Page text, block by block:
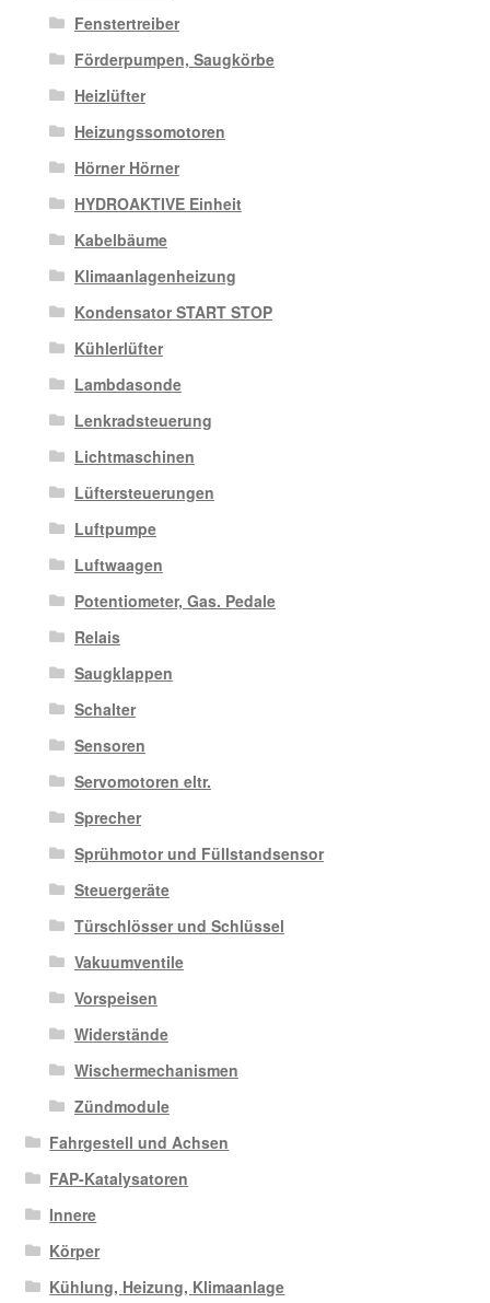
Fenstertreiber
Förderpumpen, Saugkörbe
Heizlüfter
Heizungssomotoren
Hörner Hörner
HYDROAKTIVE Einheit
Kabelbäume
Klimaanlagenheizung
Kondensator START STOP
Kühlerlüfter
Lambdasonde
Lenkradsteuerung
Lichtmaschinen
Lüftersteuerungen
Luftpumpe
Luftwaagen
Potentiometer, Gas. Pedale
Relais
Saugklappen
Schalter
Sensoren
Servomotoren eltr.
Sprecher
Sprühmotor und Füllstandsensor
Steuergeräte
Türschlösser und Schlüssel
Vakuumventile
Vorspeisen
Widerstände
Wischermechanismen
Zündmodule
Fahrgestell und Achsen
FAP-Katalysatoren
Innere
Körper
Kühlung, Heizung, Klimaanlage